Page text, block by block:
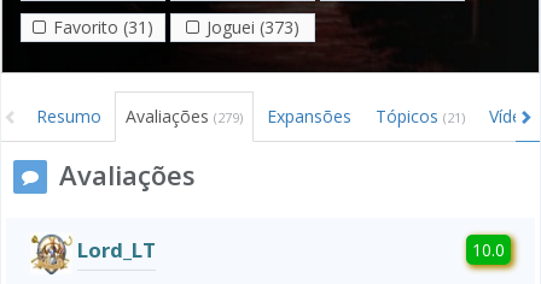
Favorito (31)
Joguei (373)
Resumo Avaliações (279) Expansões Tópicos (21)
Avaliações
Lord_LT 10.0